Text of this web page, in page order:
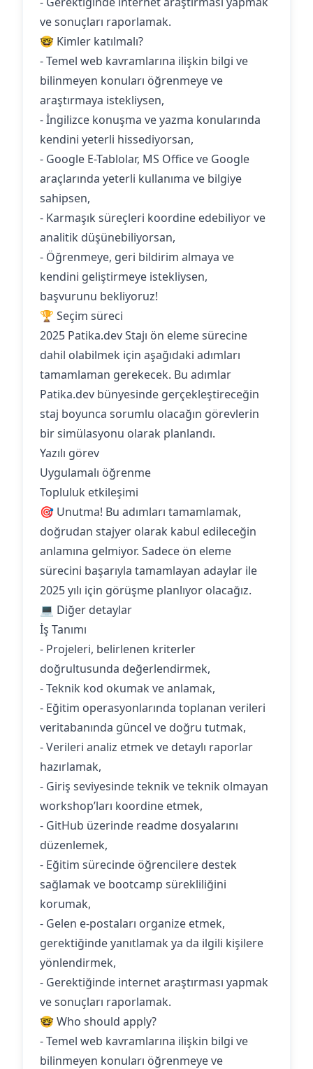
ve sonuçları raporlamak.
🤓 Kimler katılmalı?
- Temel web kavramlarına ilişkin bilgi ve
bilinmeyen konuları öğrenmeye ve
araştırmaya istekliysen,
- İngilizce konuşma ve yazma konularında
kendini yeterli hissediyorsan,
- Google E-Tablolar, MS Office ve Google
araçlarında yeterli kullanıma ve bilgiye
sahipsen,
- Karmaşık süreçleri koordine edebiliyor ve
analitik düşünebiliyorsan,
- Öğrenmeye, geri bildirim almaya ve
kendini geliştirmeye istekliysen,
başvurunu bekliyoruz!
🏆 Seçim süreci
2025 Patika.dev Stajı ön eleme sürecine
dahil olabilmek için aşağıdaki adımları
tamamlaman gerekecek. Bu adımlar
Patika.dev bünyesinde gerçekleştireceğin
staj boyunca sorumlu olacağın görevlerin
bir simülasyonu olarak planlandı.
Yazılı görev
Uygulamalı öğrenme
Topluluk etkileşimi
🎯 Unutma! Bu adımları tamamlamak,
doğrudan stajyer olarak kabul edileceğin
anlamına gelmiyor. Sadece ön eleme
sürecini başarıyla tamamlayan adaylar ile
2025 yılı için görüşme planlıyor olacağız.
💻 Diğer detaylar
İş Tanımı
- Projeleri, belirlenen kriterler
doğrultusunda değerlendirmek,
- Teknik kod okumak ve anlamak,
- Eğitim operasyonlarında toplanan verileri
veritabanında güncel ve doğru tutmak,
- Verileri analiz etmek ve detaylı raporlar
hazırlamak,
- Giriş seviyesinde teknik ve teknik olmayan
workshop’ları koordine etmek,
- GitHub üzerinde readme dosyalarını
düzenlemek,
- Eğitim sürecinde öğrencilere destek
sağlamak ve bootcamp sürekliliğini
korumak,
- Gelen e-postaları organize etmek,
gerektiğinde yanıtlamak ya da ilgili kişilere
yönlendirmek,
- Gerektiğinde internet araştırması yapmak
ve sonuçları raporlamak.
🤓 Who should apply?
- Temel web kavramlarına ilişkin bilgi ve
bilinmeyen konuları öğrenmeye ve